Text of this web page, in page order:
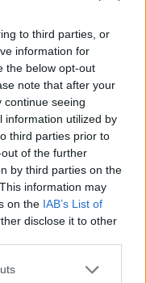
to third parties, or
information for
the below opt-out
note that after your
continue seeing
information utilized by
third parties prior to
of the further
by third parties on the
information may
on the IAB’s List of
disclose it to other
που
«What they
μπορούσε να
ούτε έχει κάποια